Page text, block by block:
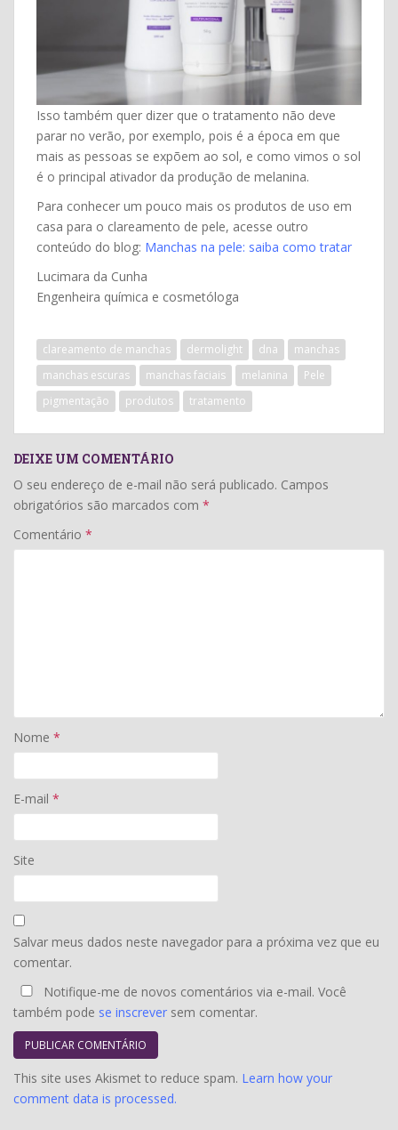
Isso também quer dizer que o tratamento não deve
parar no verão, por exemplo, pois é a época em que
mais as pessoas se expõem ao sol, e como vimos o sol
é o principal ativador da produção de melanina.
Para conhecer um pouco mais os produtos de uso em
casa para o clareamento de pele, acesse outro
conteúdo do blog: Manchas na pele: saiba como tratar
Lucimara da Cunha
Engenheira química e cosmetóloga
clareamento de manchas dermolight dna
manchas
manchas escuras
manchas faciais melanina
Pele
pigmentação
produtos tratamento
DEIXE UM COMENTÁRIO
O seu endereço de e-mail não será publicado. Campos
obrigatórios são marcados com *
Comentário *
Nome *
E-mail *
Site
Salvar meus dados neste navegador para a próxima vez que eu
comentar.
Notifique-me de novos comentários via e-mail. Você
também pode se inscrever sem comentar.
This site uses Akismet to reduce spam. Learn how your
comment data is processed.